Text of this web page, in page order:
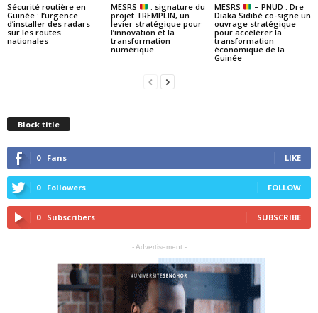
Sécurité routière en
Guinée : l’urgence
d’installer des radars
sur les routes
nationales
MESRS
: signature du
projet TREMPLIN, un
levier stratégique pour
l’innovation et la
transformation
numérique
MESRS
– PNUD : Dre
Diaka Sidibé co-signe un
ouvrage stratégique
pour accélérer la
transformation
économique de la
Guinée
Block title
0 Fans LIKE
0 Followers FOLLOW
0 Subscribers SUBSCRIBE
- Advertisement -